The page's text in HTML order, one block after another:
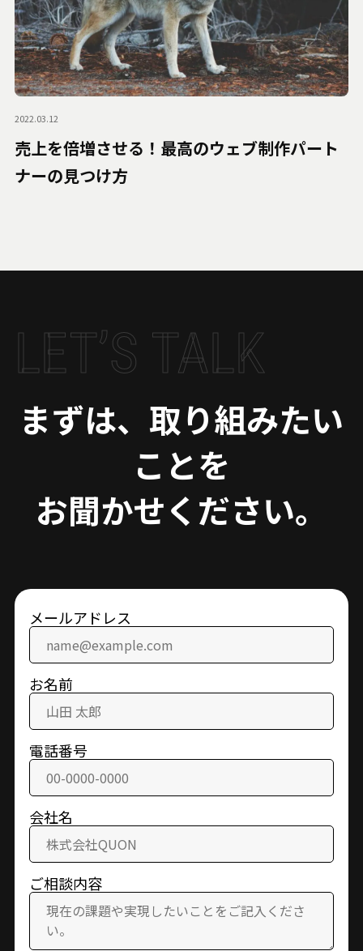
2022.03.12
売上を倍増させる！最高のウェブ制作パート
ナーの見つけ方
LET’S TALK
まずは、取り組みたい
ことを
お聞かせください。
メールアドレス
お名前
電話番号
会社名
ご相談内容